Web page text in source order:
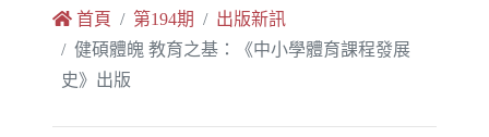
首頁 第194期
出版新訊
健碩體魄 教育之基：《中小學體育課程發展
史》出版